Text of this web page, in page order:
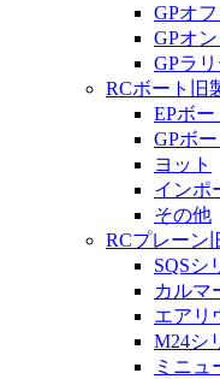
GPオ
GPオ
GPラ
RCボート旧
EPボー
GPボー
ヨット
インポ
その他
RCプレーン
SQSシ
カルマ
エアリ
M24シ
ミニュ